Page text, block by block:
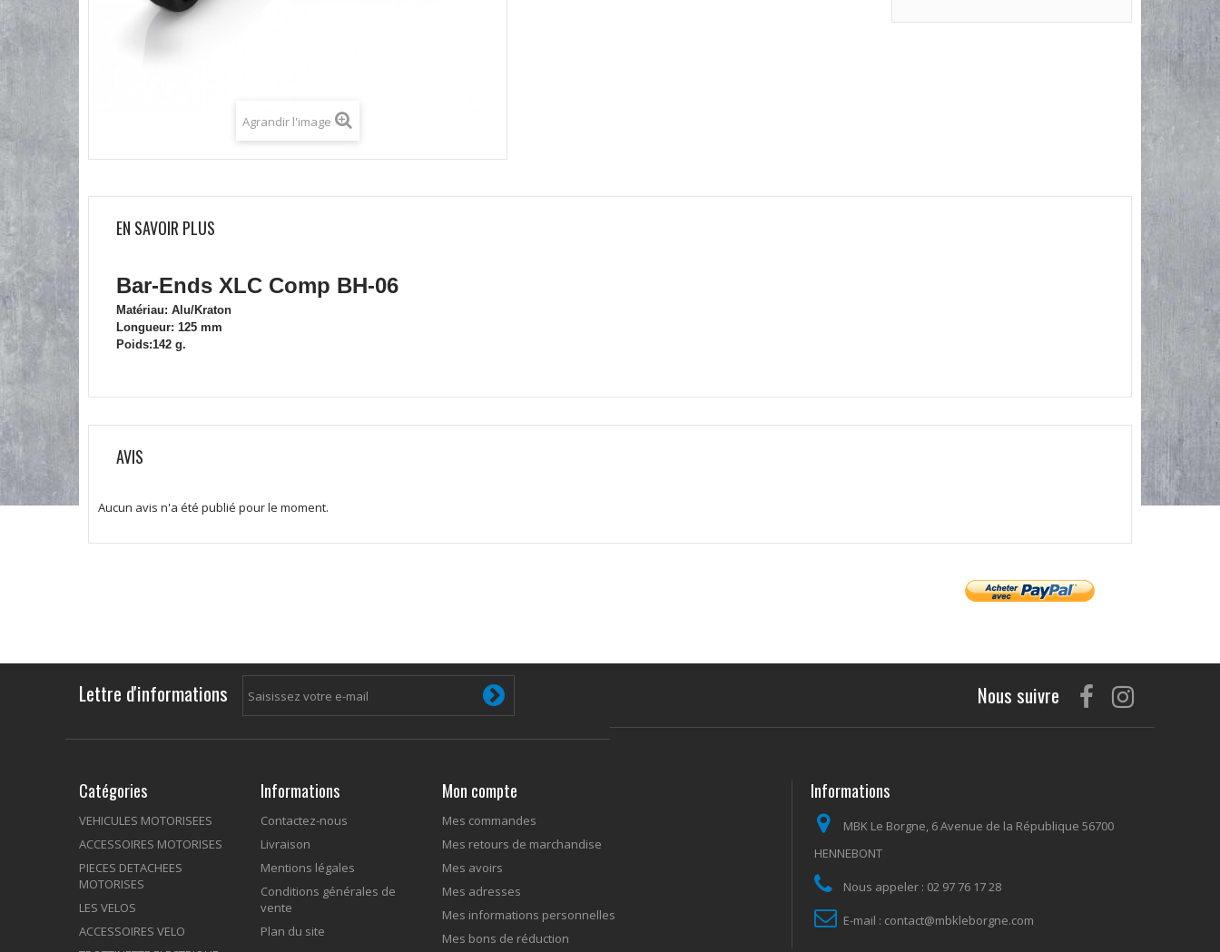
Agrandir l'image
EN SAVOIR PLUS
Bar-Ends XLC Comp BH-06
Matériau: Alu/Kraton
Longueur: 125 mm
Poids:142 g.
AVIS
Aucun avis n'a été publié pour le moment.
Lettre d'informations Nous suivre
Catégories
VEHICULES MOTORISEES
ACCESSOIRES MOTORISES
PIECES DETACHEES
MOTORISES
LES VELOS
ACCESSOIRES VELO
Informations
Contactez-nous
Livraison
Mentions légales
Conditions générales de
vente
Plan du site
Mon compte
Mes commandes
Mes retours de marchandise
Mes avoirs
Mes adresses
Mes informations personnelles
Mes bons de réduction
Informations
MBK Le Borgne, 6 Avenue de la République 56700
HENNEBONT
Nous appeler : 02 97 76 17 28
E-mail : contact@mbkleborgne.com